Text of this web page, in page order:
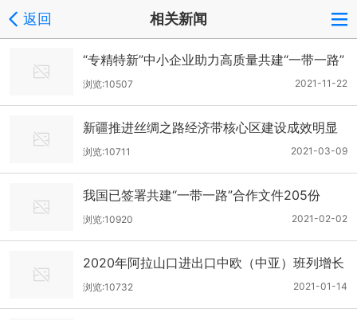
返回 相关新闻
“专精特新”中小企业助力高质量共建“一带一路”
2021-11-22
浏览:10507
新疆推进丝绸之路经济带核心区建设成效明显
2021-03-09
浏览:10711
我国已签署共建“一带一路”合作文件205份
2021-02-02
浏览:10920
2020年阿拉山口进出口中欧（中亚）班列增长
40.1％
2021-01-14
浏览:10732